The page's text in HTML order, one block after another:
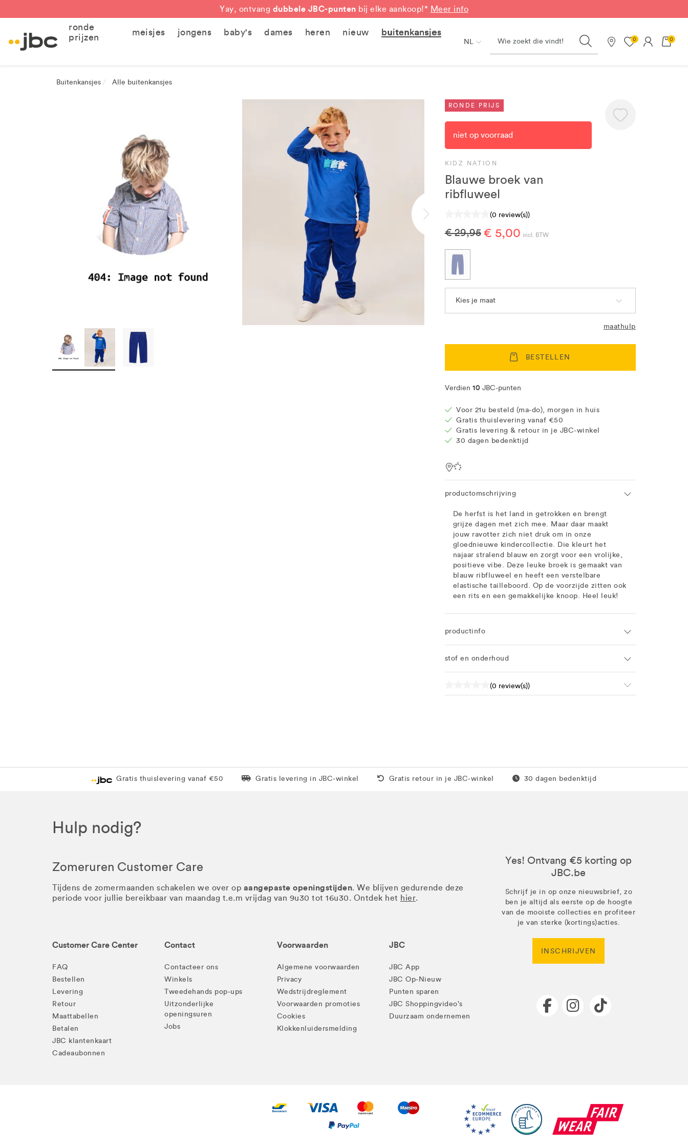
Yay, ontvang dubbele JBC-punten bij elke aankoop!* Meer info
ronde
prijzen
meisjes jongens baby's dames heren nieuw buitenkansjes
NL Search
Onze winkels
0 0
Buitenkansjes / Alle buitenkansjes
RONDE PRIJS
niet op voorraad
KIDZ NATION
Blauwe broek van
ribfluweel
(0 review(s))
€ 29,95 € 5,00 incl. BTW
Kies je maat
maathulp
BESTELLEN
Verdien 10 JBC-punten
Voor 21u besteld (ma-do), morgen in huis
Gratis thuislevering vanaf €50
Gratis levering & retour in je JBC-winkel
30 dagen bedenktijd
Location
productomschrijving
De herfst is het land in getrokken en brengt
grijze dagen met zich mee. Maar daar maakt
jouw ravotter zich niet druk om in onze
gloednieuwe kindercollectie. Die kleurt het
najaar stralend blauw en zorgt voor een vrolijke,
positieve vibe. Deze leuke broek is gemaakt van
blauw ribfluweel en heeft een verstelbare
elastische tailleboord. Op de voorzijde zitten ook
een rits en een gemakkelijke knoop. Heel leuk!
productinfo
stof en onderhoud
(0 review(s))
Gratis thuislevering vanaf €50 Levering in 1 pakket
Gratis levering in JBC-winkel Gratis thuis vanaf 50 euro
Gratis retour in je JBC-winkel Gratis retour
30 dagen bedenktijd
Hulp nodig?
Zomeruren Customer Care
Tijdens de zomermaanden schakelen we over op aangepaste openingstijden. We blijven gedurende deze
periode voor jullie bereikbaar van maandag t.e.m vrijdag van 9u30 tot 16u30. Ontdek het hier.
Customer Care Center
FAQ
Bestellen
Levering
Retour
Maattabellen
Betalen
JBC klantenkaart
Cadeaubonnen
Contact
Contacteer ons
Winkels
Tweedehands pop-ups
Uitzonderlijke
openingsuren
Jobs
Voorwaarden
Algemene voorwaarden
Privacy
Wedstrijdreglement
Voorwaarden promoties
Cookies
Klokkenluidersmelding
JBC
JBC App
JBC Op-Nieuw
Punten sparen
JBC Shoppingvideo's
Duurzaam ondernemen
Yes! Ontvang €5 korting op
JBC.be
Schrijf je in op onze nieuwsbrief, zo
ben je altijd als eerste op de hoogte
van de mooiste collecties en profiteer
je van sterke (kortings)acties.
INSCHRIJVEN